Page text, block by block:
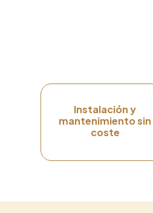
Instalación y
mantenimiento sin
coste